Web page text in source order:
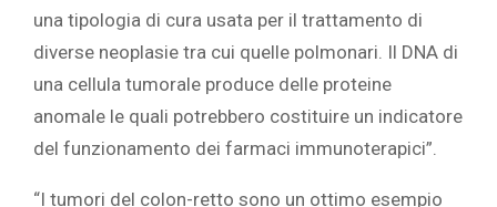
una tipologia di cura usata per il trattamento di
diverse neoplasie tra cui quelle polmonari. Il DNA di
una cellula tumorale produce delle proteine
anomale le quali potrebbero costituire un indicatore
del funzionamento dei farmaci immunoterapici”.
“I tumori del colon-retto sono un ottimo esempio